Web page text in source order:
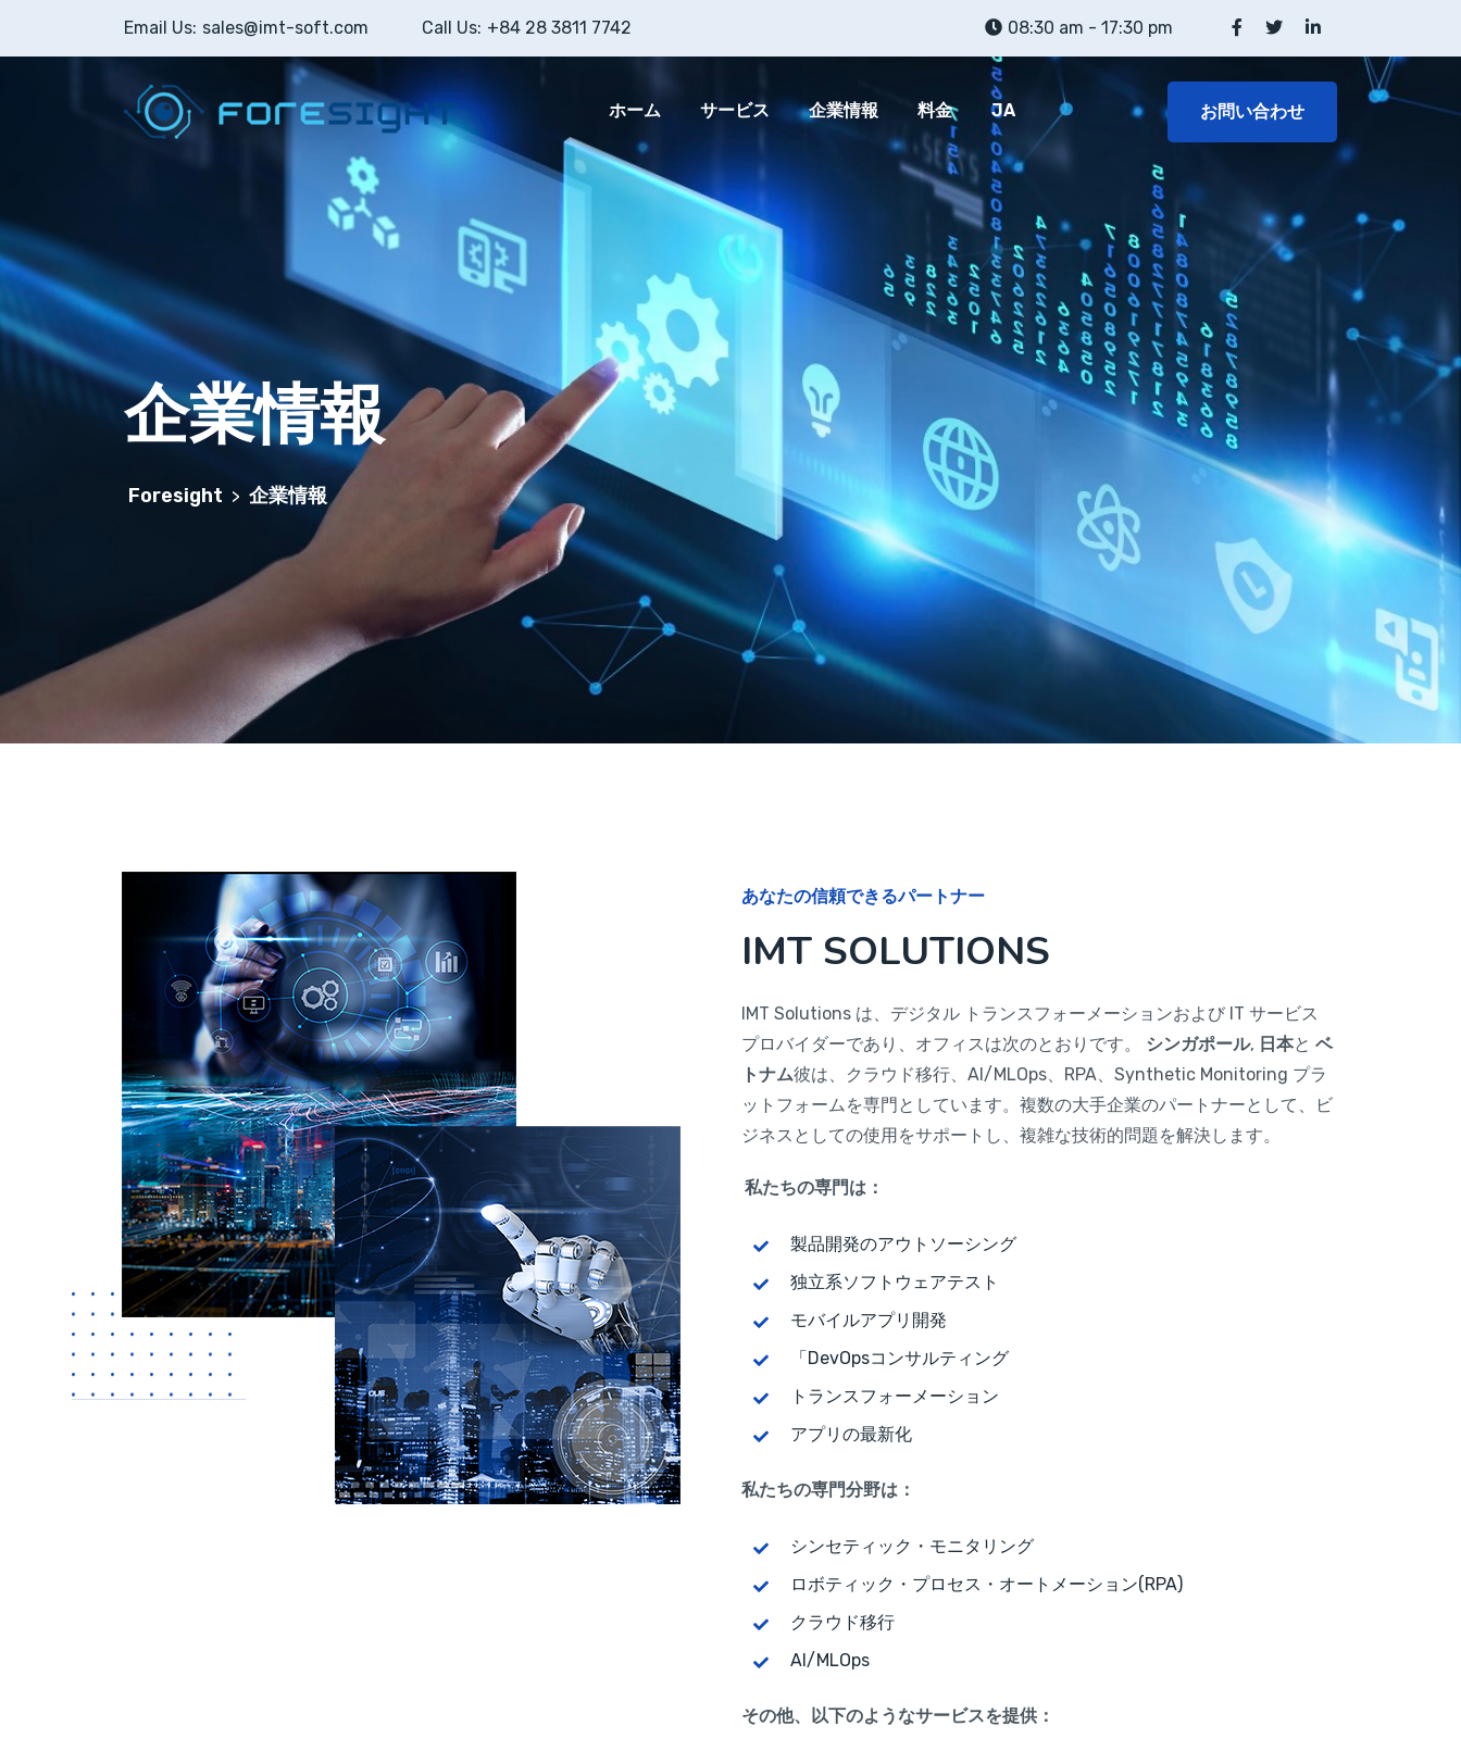
Email Us: sales@imt-soft.com Call Us: +84 28 3811 7742 08:30 am - 17:30 pm
ホーム サービス 企業情報 料金 JA お問い合わせ
企業情報
Foresight > 企業情報
あなたの信頼できるパートナー
IMT SOLUTIONS
IMT Solutions は、デジタル トランスフォーメーションおよび IT サービス
プロバイダーであり、オフィスは次のとおりです。 シンガポール, 日本と ベ
トナム彼は、クラウド移行、AI/MLOps、RPA、Synthetic Monitoring プラ
ットフォームを専門としています。複数の大手企業のパートナーとして、ビ
ジネスとしての使用をサポートし、複雑な技術的問題を解決します。
私たちの専門は：
製品開発のアウトソーシング
独立系ソフトウェアテスト
モバイルアプリ開発
「DevOpsコンサルティング
トランスフォーメーション
アプリの最新化
私たちの専門分野は：
シンセティック・モニタリング
ロボティック・プロセス・オートメーション(RPA)
クラウド移行
AI/MLOps
その他、以下のようなサービスを提供：